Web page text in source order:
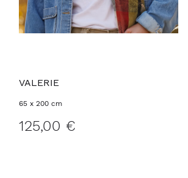
VALERIE
65 x 200 cm
125,00 €